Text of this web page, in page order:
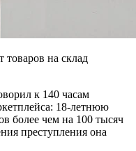
товаров на склад
к 140 часам
18-летнюю
более чем на 100 тысяч
преступления она